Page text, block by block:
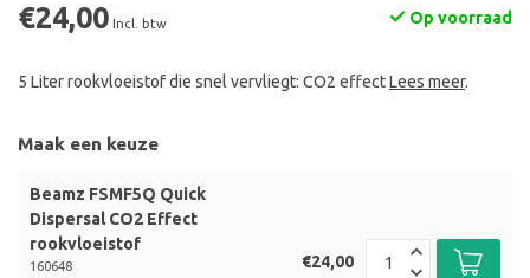
€24,00 Incl. btw Op voorraad
5 Liter rookvloeistof die snel vervliegt: CO2 effectLees meer.
Maak een keuze
Beamz FSMF5Q Quick
Dispersal CO2 Effect
rookvloeistof
160648 €24,00